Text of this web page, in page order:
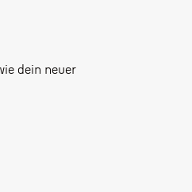
dein neuer